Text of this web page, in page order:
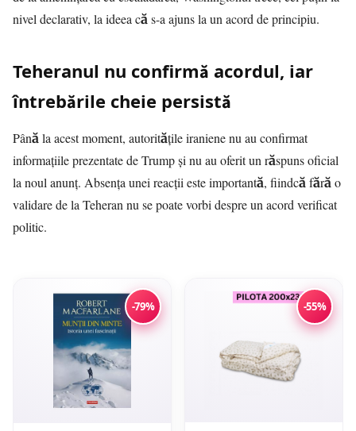
nivel declarativ, la ideea că s-a ajuns la un acord de principiu.
Teheranul nu confirmă acordul, iar
întrebările cheie persistă
Până la acest moment, autoritățile iraniene nu au confirmat
informațiile prezentate de Trump și nu au oferit un răspuns oficial
la noul anunț. Absența unei reacții este importantă, fiindcă fără o
validare de la Teheran nu se poate vorbi despre un acord verificat
politic.
-79% -55%